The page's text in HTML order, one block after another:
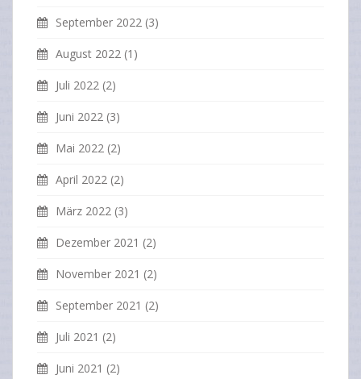
September 2022 (3)
August 2022 (1)
Juli 2022 (2)
Juni 2022 (3)
Mai 2022 (2)
April 2022 (2)
März 2022 (3)
Dezember 2021 (2)
November 2021 (2)
September 2021 (2)
Juli 2021 (2)
Juni 2021 (2)